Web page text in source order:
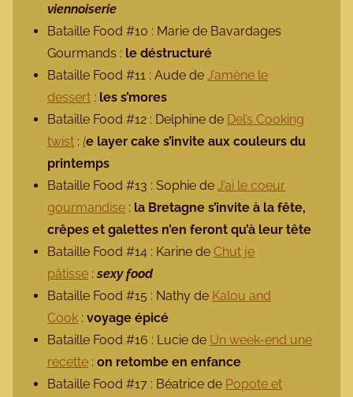
viennoiserie
Bataille Food #10 : Marie de Bavardages
Gourmands : le déstructuré
Bataille Food #11 : Aude de J’amène le
dessert : les s’mores
Bataille Food #12 : Delphine de Del’s Cooking
twist : le layer cake s’invite aux couleurs du
printemps
Bataille Food #13 : Sophie de J’ai le coeur
gourmandise : la Bretagne s’invite à la fête,
crêpes et galettes n’en feront qu’à leur tête
Bataille Food #14 : Karine de Chut je
pâtisse :sexy food
Bataille Food #15 : Nathy de Kalou and
Cook : voyage épicé
Bataille Food #16 : Lucie de Un week-end une
recette : on retombe en enfance
Bataille Food #17 : Béatrice de Popote et